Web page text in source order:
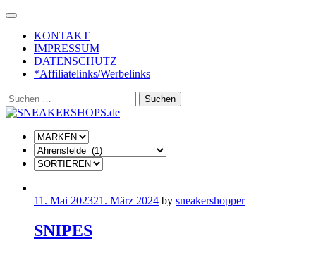
Skip
contentKONTAKT
IMPRESSUM
DATENSCHUTZ
*Affiliatelinks/Werbelinks
Suchen
nach:
11. Mai 202321. März 2024 by sneakershopper
SNIPES